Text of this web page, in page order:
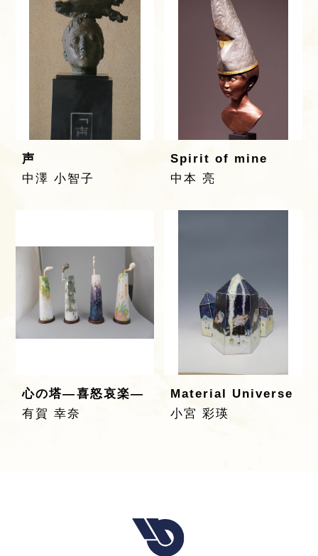
声
中澤 小智子
Spirit of mine
中本 亮
心の塔―喜怒哀楽―
有賀 幸奈
Material Universe
小宮 彩瑛